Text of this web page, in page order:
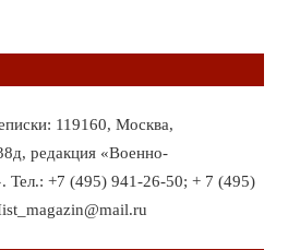
119160, Москва,
редакция «Военно-
Тел.: +7 (495) 941-26-50; + 7 (495)